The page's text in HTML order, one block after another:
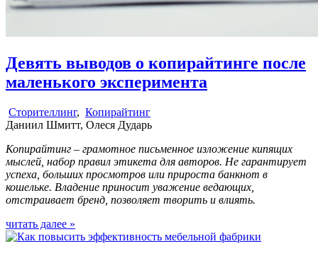
Девять выводов о копирайтинге после
маленького эксперимента
Сторителлинг, Копирайтинг
Даниил Шмитт, Олеся Дударь
Копирайтинг – грамотное письменное изложение кипящих
мыслей, набор правил этикета для авторов. Не гарантирует
успеха, больших просмотров или прироста банкнот в
кошельке. Владение приносит уважение ведающих,
отстраивает бренд, позволяет творить и влиять.
читать далее »